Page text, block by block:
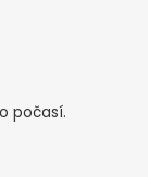
počasí.